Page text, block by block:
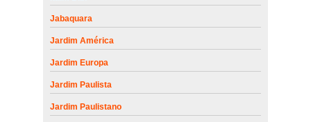
Jabaquara
Jardim América
Jardim Europa
Jardim Paulista
Jardim Paulistano